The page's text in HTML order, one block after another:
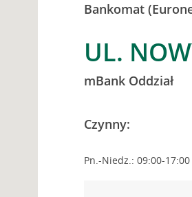
Bankomat
UL.
mBank Oddział
Czynny:
Pn.-Niedz.: 09:00-17:00